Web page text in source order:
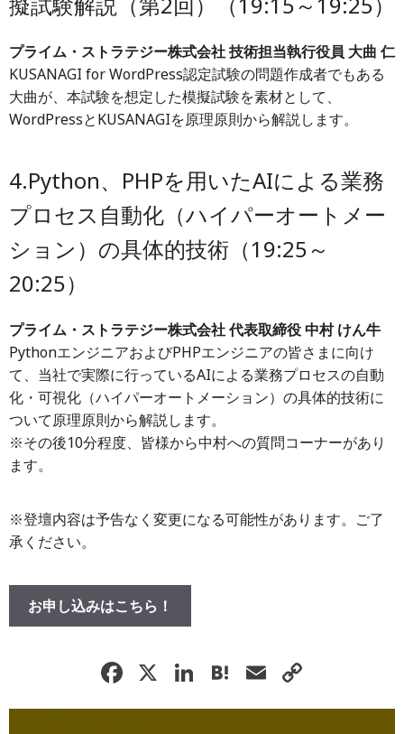
プライム・ストラテジー株式会社 技術担当執行役員 大曲 仁
KUSANAGI for WordPress認定試験の問題作成者でもある
大曲が、本試験を想定した模擬試験を素材として、
WordPressとKUSANAGIを原理原則から解説します。
4.Python、PHPを用いたAIによる業務
プロセス自動化（ハイパーオートメー
ション）の具体的技術（19:25～
20:25）
プライム・ストラテジー株式会社 代表取締役 中村 けん牛
PythonエンジニアおよびPHPエンジニアの皆さまに向け
て、当社で実際に行っているAIによる業務プロセスの自動
化・可視化（ハイパーオートメーション）の具体的技術に
ついて原理原則から解説します。
※その後10分程度、皆様から中村への質問コーナーがあり
ます。
※登壇内容は予告なく変更になる可能性があります。ご了
承ください。
お申し込みはこちら！
F
a
X Li
n
H
at
E
m o